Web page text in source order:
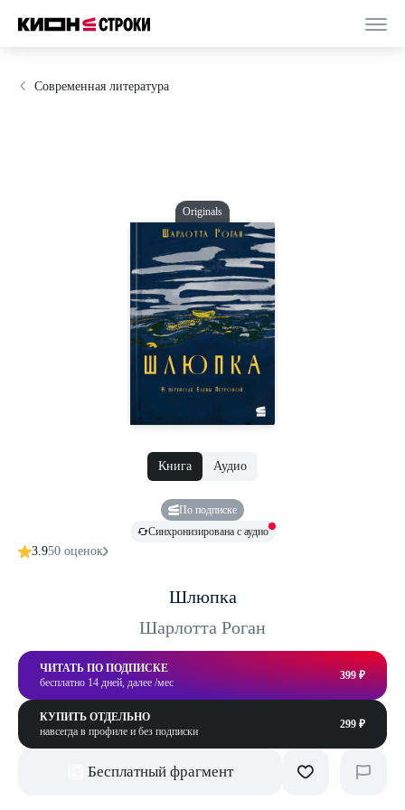
Современная литература
Книга Аудио
По подписке
Синхронизирована с аудио
3.950 оценок
Шлюпка
Шарлотта Роган
ЧИТАТЬ ПО ПОДПИСКЕ
бесплатно 14 дней, далее /мес
399 ₽
КУПИТЬ ОТДЕЛЬНО
навсегда в профиле и без подписки
299 ₽
Бесплатный фрагмент
Originals